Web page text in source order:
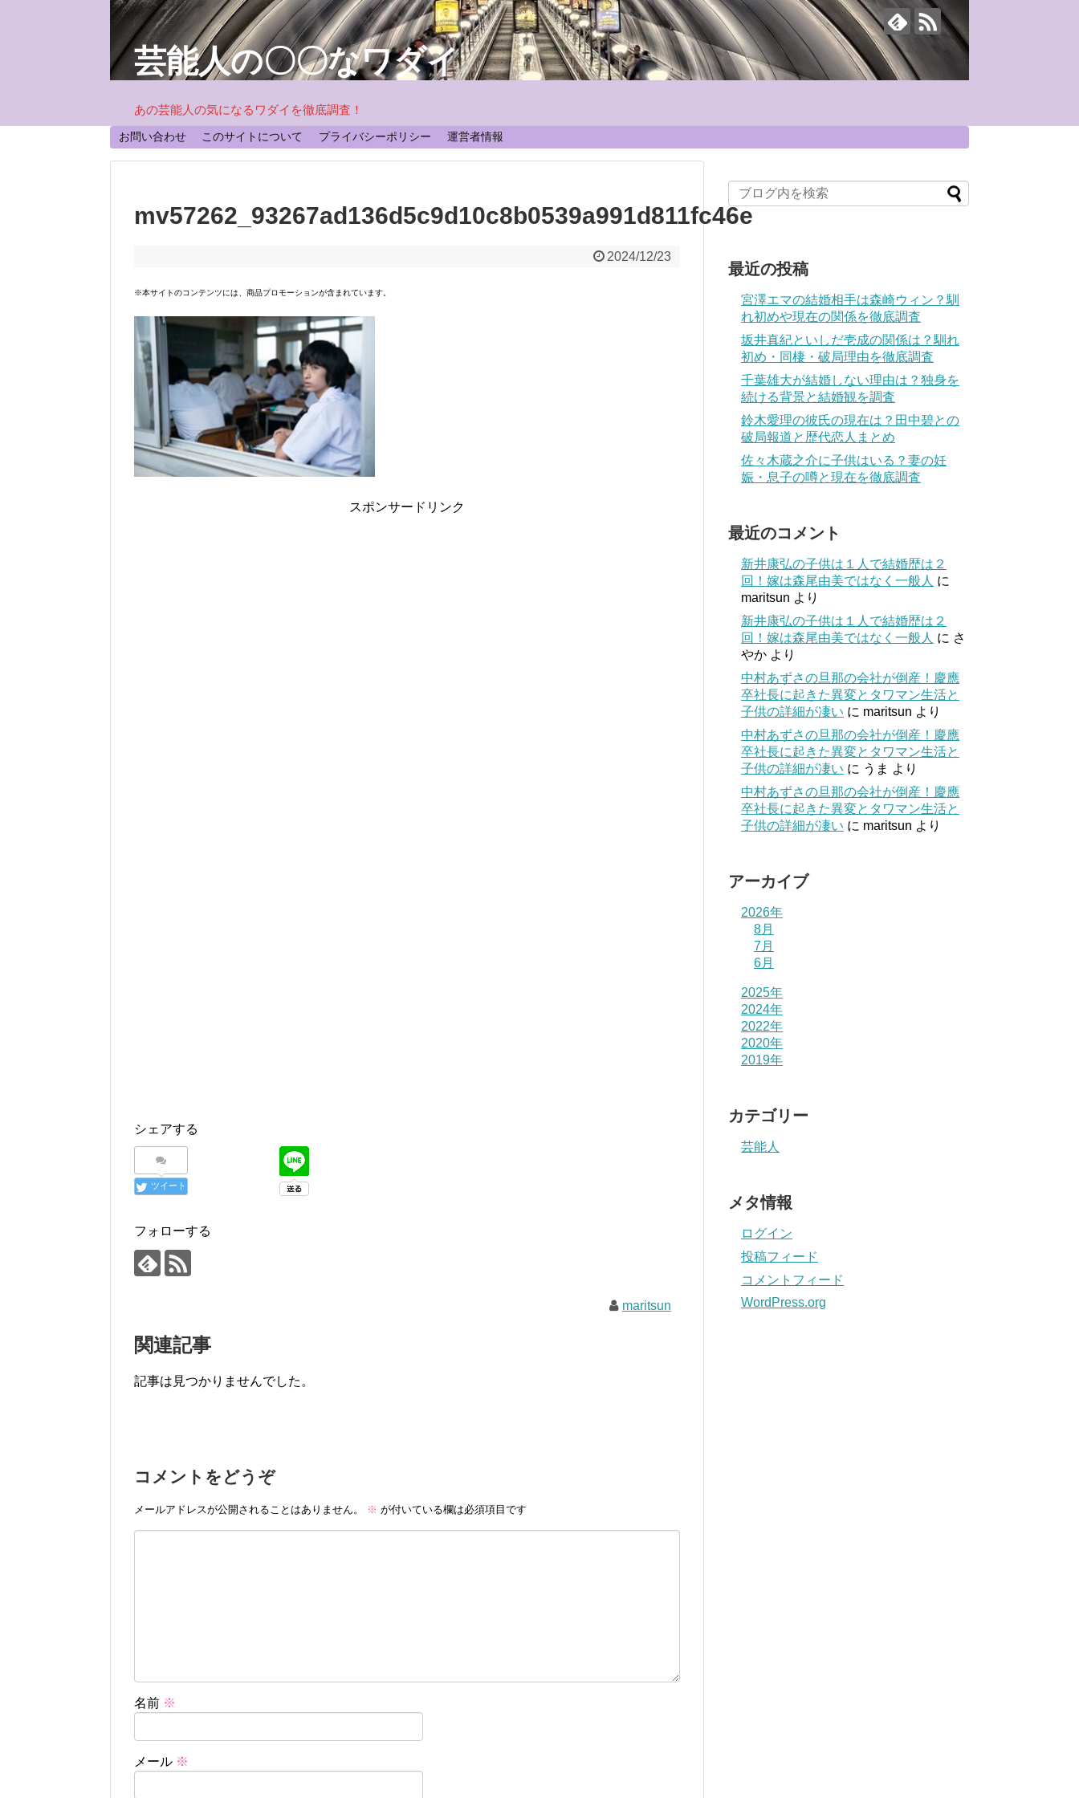
芸能人の〇〇なワダイ
あの芸能人の気になるワダイを徹底調査！
お問い合わせ このサイトについて プライバシーポリシー 運営者情報
mv57262_93267ad136d5c9d10c8b0539a991d811fc46e
2024/12/23
※本サイトのコンテンツには、商品プロモーションが含まれています。
スポンサードリンク
シェアする
ツイート
フォローする
maritsun
関連記事
記事は見つかりませんでした。
コメントをどうぞ
メールアドレスが公開されることはありません。 ※ が付いている欄は必須項目です
名前 ※
メール ※
最近の投稿
宮澤エマの結婚相手は森崎ウィン？馴
れ初めや現在の関係を徹底調査
坂井真紀といしだ壱成の関係は？馴れ
初め・同棲・破局理由を徹底調査
千葉雄大が結婚しない理由は？独身を
続ける背景と結婚観を調査
鈴木愛理の彼氏の現在は？田中碧との
破局報道と歴代恋人まとめ
佐々木蔵之介に子供はいる？妻の妊
娠・息子の噂と現在を徹底調査
最近のコメント
新井康弘の子供は１人で結婚歴は２
回！嫁は森尾由美ではなく一般人 に
maritsun より
新井康弘の子供は１人で結婚歴は２
回！嫁は森尾由美ではなく一般人 に さ
やか より
中村あずさの旦那の会社が倒産！慶應
卒社長に起きた異変とタワマン生活と
子供の詳細が凄い に maritsun より
中村あずさの旦那の会社が倒産！慶應
卒社長に起きた異変とタワマン生活と
子供の詳細が凄い に うま より
中村あずさの旦那の会社が倒産！慶應
卒社長に起きた異変とタワマン生活と
子供の詳細が凄い に maritsun より
アーカイブ
2026年
8月
7月
6月
2025年
2024年
2022年
2020年
2019年
カテゴリー
芸能人
メタ情報
ログイン
投稿フィード
コメントフィード
WordPress.org